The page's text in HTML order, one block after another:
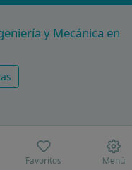
y Mecánica en
Favoritos Menú